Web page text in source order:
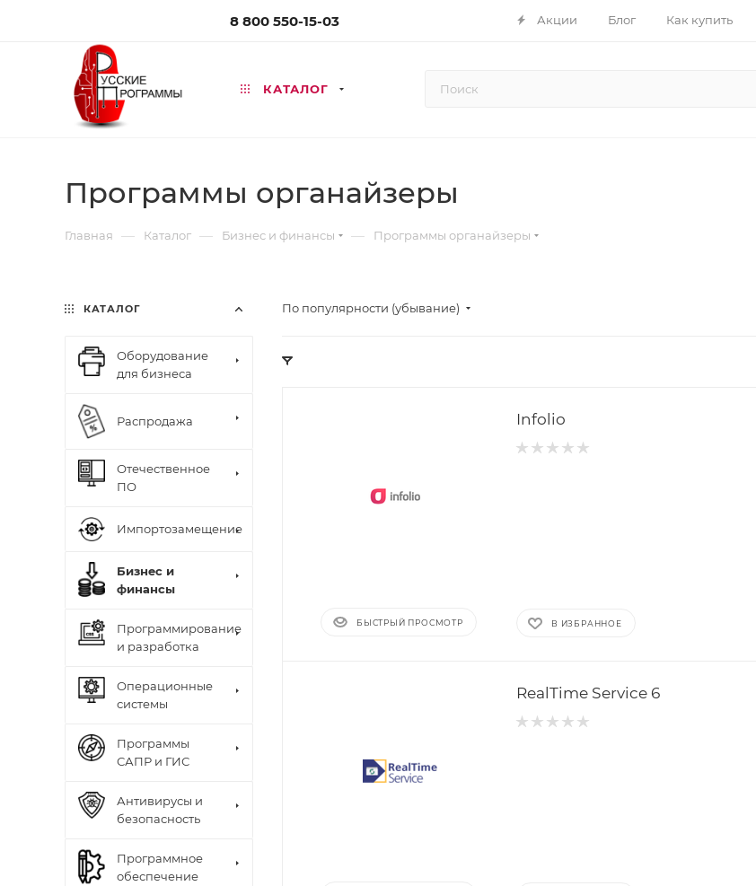
8 800 550-15-03 Акции Блог Как купить
КАТАЛОГ
Программы органайзеры
Главная — Каталог — Бизнес и финансы — Программы органайзеры
По популярности (убывание)
БЫСТРЫЙ ПРОСМОТР
Infolio
В ИЗБРАННОЕ
RealTime Service 6
КАТАЛОГ
Оборудование
для бизнеса
Распродажа
Отечественное
ПО
Импортозамещение
Бизнес и
финансы
Программирование
и разработка
Операционные
системы
Программы
САПР и ГИС
Антивирусы и
безопасность
Программное
обеспечение